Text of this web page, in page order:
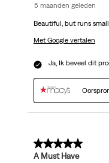
5 maanden geleden
Beautiful, but runs small
Met Google vertalen
Ja, Ik beveel dit
5 van 5 sterren.
A Must Have